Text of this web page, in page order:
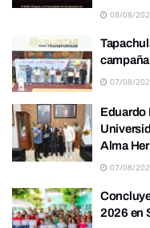
08/08/
campaña
07/08/
Eduardo
Alma
07/08/
2026 en